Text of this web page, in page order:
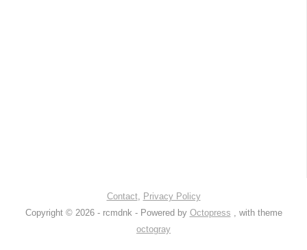
Contact,
Privacy Policy
Copyright © 2026 - rcmdnk - Powered by Octopress
, with theme
octogray